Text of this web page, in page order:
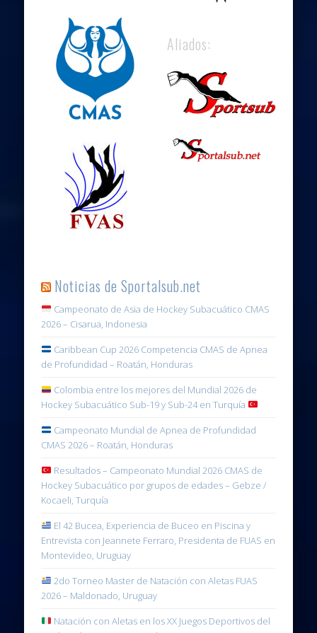
Aliados:
Noticias de Sportalsub.net
Campeonato de Asia de Hockey Subacuático CMAS
2026 – Cisarua, Indonesia
Caribbean Cup 2026 Competencia CMAS de Apnea
de Profundidad – Roatán, Honduras
Colombia entre los mejores del Mundial 2026 de
Hockey Subacuático Sub-19 y Sub-24 en Turquía
Campeonato Mundial de Apnea de Profundidad
CMAS 2026 – Roatán, Honduras
Resultados – Campeonato Mundial 2026 CMAS de
Hockey Subacuático por grupos de edades – Gebze /
Kocaeli, Turquía
El 42 Bucea, Experiencia de Buceo en Piscina y
Entrevista con Jeannete Ferraro, Presidenta de FUAS en
Montevideo, Uruguay
2do Torneo Master de Natación con Aletas FUAS
2026 – Maldonado, Uruguay
Natación con Aletas en los XX Juegos Deportivos del